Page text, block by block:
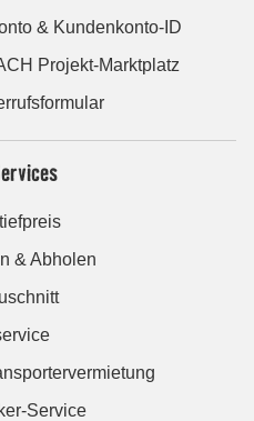
& Kundenkonto-ID
Projekt-Marktplatz
& Abholen
Service